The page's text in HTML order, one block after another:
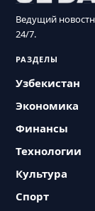
Ведущий
24/7.
РАЗДЕЛЫ
Узбекистан
Экономика
Финансы
Технологии
Культура
Спорт